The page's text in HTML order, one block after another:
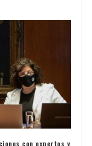
con expertos y